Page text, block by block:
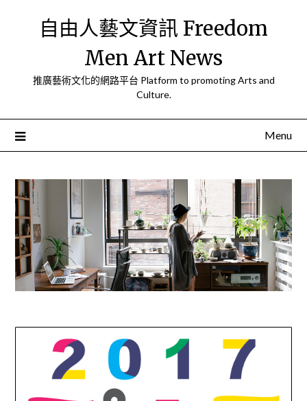
自由人藝文資訊 Freedom
Men Art News
推廣藝術文化的網路平台 Platform to promoting Arts and
Culture.
Menu